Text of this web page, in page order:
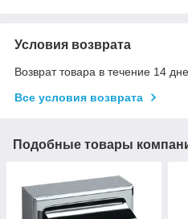
Условия возврата
Возврат товара в течение 14
Все условия возврата
Подобные товары